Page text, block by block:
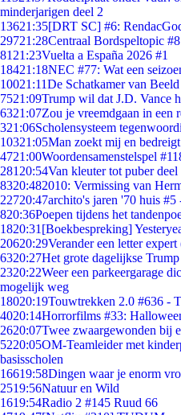
minderjarigen deel 2
13621:35[DRT SC] #6:
29721:28Centraal Bordspeltopic
81 21:23Vuelta a España 2026 #1
18421:18NEC #77: Wat een
10021:11De Schatkamer van
7521:09Trump wil dat J.D. Vance
6321:07Zou je vreemdgaan in een
321:06Scholensysteem
10321:05Man zoekt mij en
4721:00Woordensamenstelspel
281 20:54Van kleuter tot puber deel
8320:482010: Vermissing van
22720:47archito's jaren '70 huis
820:36Poepen tijdens het
1820:31 [Boekbespreking]
20620:29Verander een letter
6320:27Het grote dagelijkse
2320:22Weer een parkeergarage
mogelijk weg
18020:19Touwtrekken 2.0 #636 -
4020:14Horrorfilms #33:
2620:07Twee zwaargewonden bij
5220:05OM-Teamleider met
basisscholen
16619:58Dingen waar je enorm
2519:56Natuur en Wild
1619:54Radio 2 #145 Ruud 66